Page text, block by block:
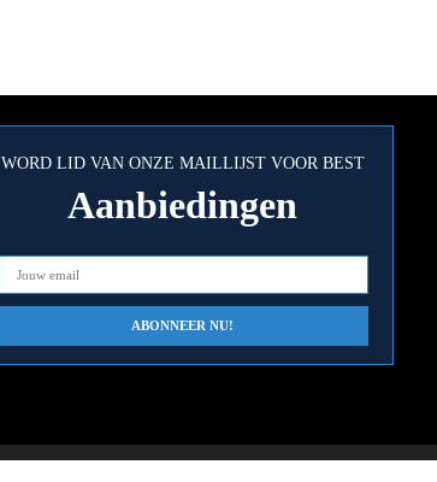
WORD LID VAN ONZE MAILLIJST VOOR BEST
Aanbiedingen